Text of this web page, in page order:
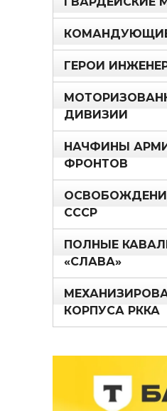
ГЕРОИ
ДИВИЗИИ
НАЧФИНЫ
ФРОНТОВ
СССР
ПОЛНЫЕ
«СЛАВА»
КОРПУСА РККА